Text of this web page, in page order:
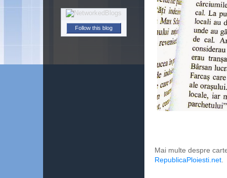
Mai multe despre
RepublicaPloiesti.net
Follow this blog